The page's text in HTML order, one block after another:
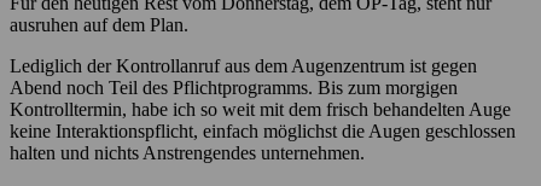
ausruhen auf dem Plan.
Lediglich der Kontrollanruf aus dem Augenzentrum ist gegen
Abend noch Teil des Pflichtprogramms. Bis zum morgigen
Kontrolltermin, habe ich so weit mit dem frisch behandelten Auge
keine Interaktionspflicht, einfach möglichst die Augen geschlossen
halten und nichts Anstrengendes unternehmen.